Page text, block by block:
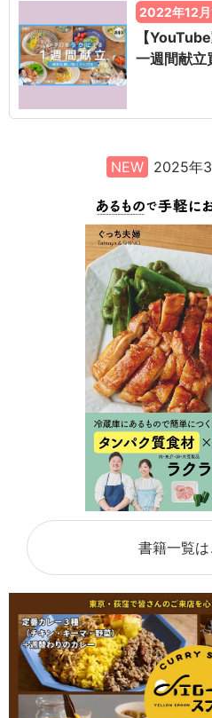
2022年12月
【
一週間献立
NEW 2025年3
書籍一覧は